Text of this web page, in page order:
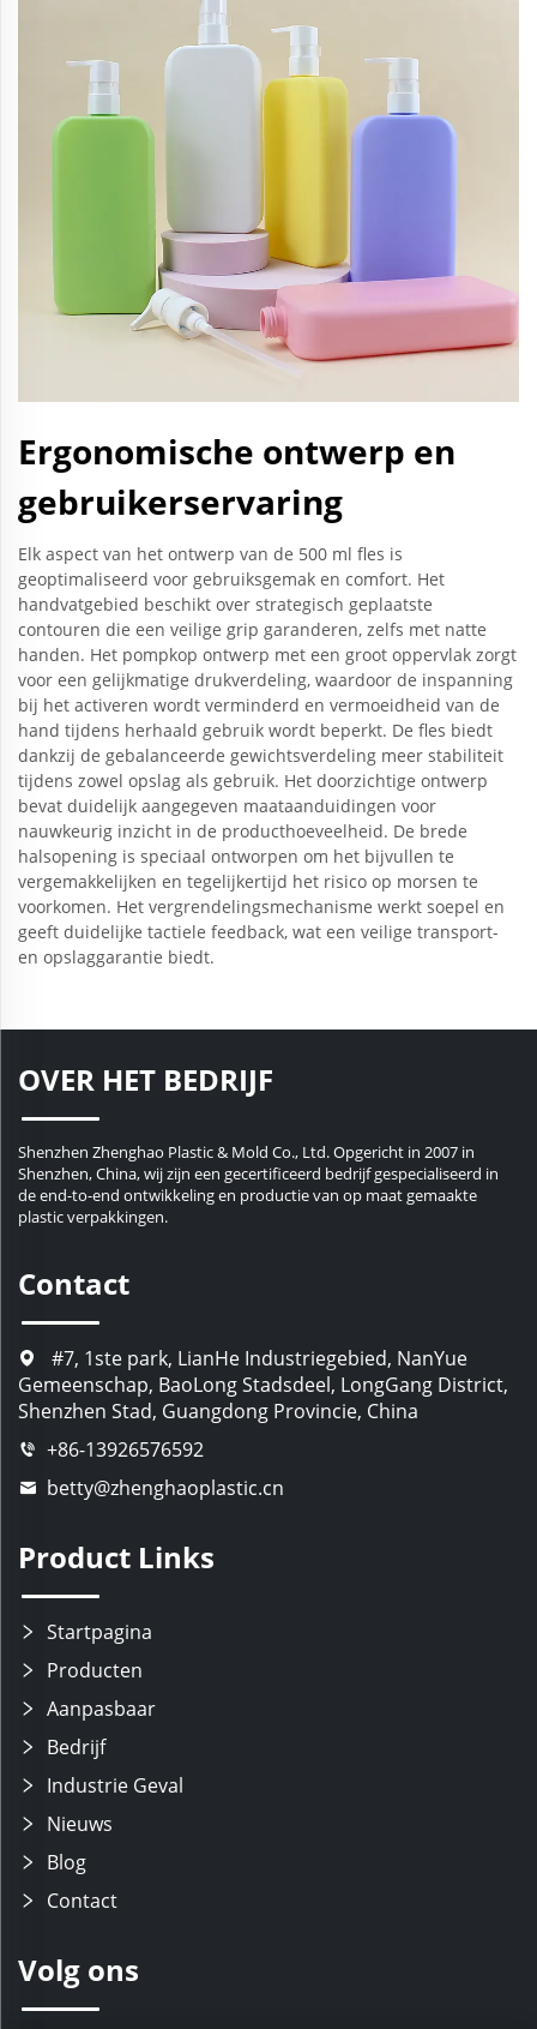
Ergonomische ontwerp en
gebruikerservaring
Elk aspect van het ontwerp van de 500 ml fles is
geoptimaliseerd voor gebruiksgemak en comfort. Het
handvatgebied beschikt over strategisch geplaatste
contouren die een veilige grip garanderen, zelfs met natte
handen. Het pompkop ontwerp met een groot oppervlak zorgt
voor een gelijkmatige drukverdeling, waardoor de inspanning
bij het activeren wordt verminderd en vermoeidheid van de
hand tijdens herhaald gebruik wordt beperkt. De fles biedt
dankzij de gebalanceerde gewichtsverdeling meer stabiliteit
tijdens zowel opslag als gebruik. Het doorzichtige ontwerp
bevat duidelijk aangegeven maataanduidingen voor
nauwkeurig inzicht in de producthoeveelheid. De brede
halsopening is speciaal ontworpen om het bijvullen te
vergemakkelijken en tegelijkertijd het risico op morsen te
voorkomen. Het vergrendelingsmechanisme werkt soepel en
geeft duidelijke tactiele feedback, wat een veilige transport-
en opslaggarantie biedt.
OVER HET BEDRIJF
Shenzhen Zhenghao Plastic & Mold Co., Ltd. Opgericht in 2007 in
Shenzhen, China, wij zijn een gecertificeerd bedrijf gespecialiseerd in
de end-to-end ontwikkeling en productie van op maat gemaakte
plastic verpakkingen.
Contact
#7, 1ste park, LianHe Industriegebied, NanYue
Gemeenschap, BaoLong Stadsdeel, LongGang District,
Shenzhen Stad, Guangdong Provincie, China
+86-13926576592
betty@zhenghaoplastic.cn
Product Links
Startpagina
Producten
Aanpasbaar
Bedrijf
Industrie Geval
Nieuws
Blog
Contact
Volg ons